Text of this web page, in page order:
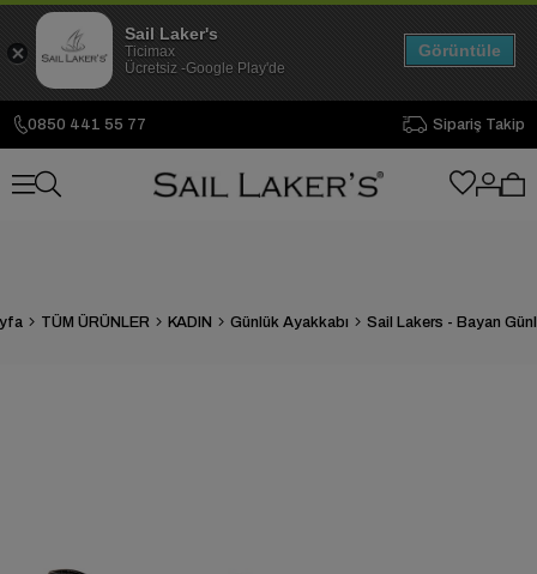
0850 441 55 77 Sipariş Takip
TÜM ÜRÜNLER KADIN Günlük Ayakkabı
Sail Laker's
Ticimax
Ücretsiz -Google Play'de
Görüntüle